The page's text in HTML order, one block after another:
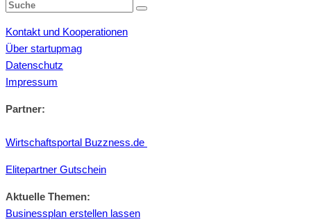
Kontakt und Kooperationen
Über startupmag
Datenschutz
Impressum
Partner:
Wirtschaftsportal Buzzness.de
Elitepartner Gutschein
Aktuelle Themen:
Businessplan erstellen lassen